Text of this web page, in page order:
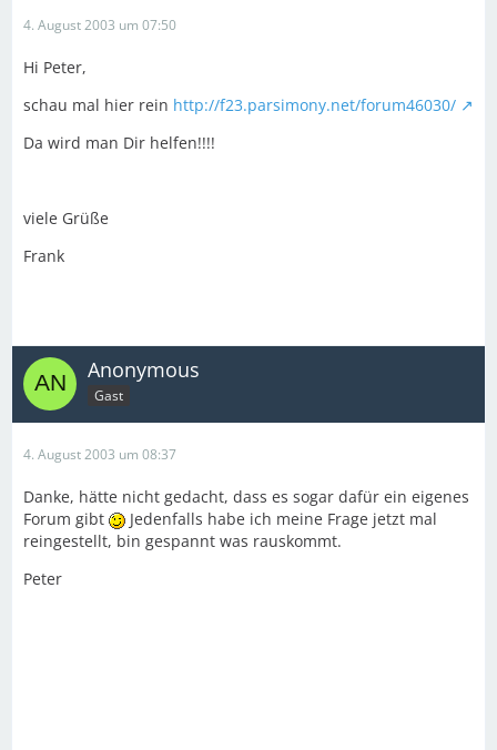
4. August 2003 um 07:50
Hi Peter,
schau mal hier rein http://f23.parsimony.net/forum46030/
Da wird man Dir helfen!!!!
viele Grüße
Frank
Anonymous
Gast
4. August 2003 um 08:37
Danke, hätte nicht gedacht, dass es sogar dafür ein eigenes
Forum gibt
Jedenfalls habe ich meine Frage jetzt mal
reingestellt, bin gespannt was rauskommt.
Peter